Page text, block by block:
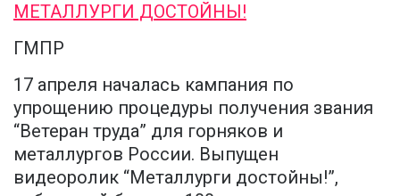
МЕТАЛЛУРГИ ДОСТОЙНЫ!
ГМПР
17 апреля началась кампания по
упрощению процедуры получения звания
“Ветеран труда” для горняков и
металлургов России. Выпущен
видеоролик “Металлурги достойны!”,